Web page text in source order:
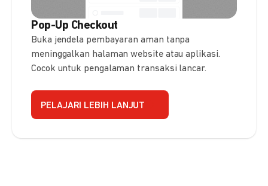
Pop-Up Checkout
Buka jendela pembayaran aman tanpa
meninggalkan halaman website atau aplikasi.
Cocok untuk pengalaman transaksi lancar.
PELAJARI LEBIH LANJUT